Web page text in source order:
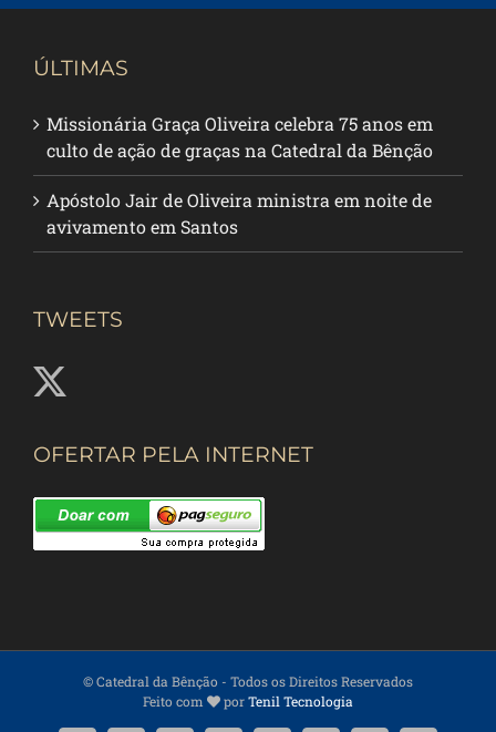
ÚLTIMAS
Missionária Graça Oliveira celebra 75 anos em
culto de ação de graças na Catedral da Bênção
Apóstolo Jair de Oliveira ministra em noite de
avivamento em Santos
TWEETS
OFERTAR PELA INTERNET
© Catedral da Bênção - Todos os Direitos Reservados
Feito com
porTenil Tecnologia